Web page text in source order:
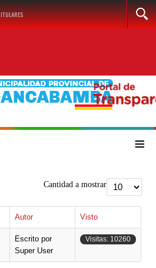
≡
Cantidad a mostrar
Autor Visto
Escrito por
Super User
Visitas: 10260